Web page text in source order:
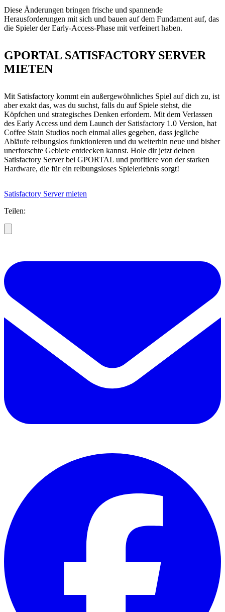
Diese Änderungen bringen frische und spannende
Herausforderungen mit sich und bauen auf dem Fundament auf, das
die Spieler der Early-Access-Phase mit verfeinert haben.
GPORTAL SATISFACTORY SERVER
MIETEN
Mit Satisfactory kommt ein außergewöhnliches Spiel auf dich zu, ist
aber exakt das, was du suchst, falls du auf Spiele stehst, die
Köpfchen und strategisches Denken erfordern. Mit dem Verlassen
des Early Access und dem Launch der Satisfactory 1.0 Version, hat
Coffee Stain Studios noch einmal alles gegeben, dass jegliche
Abläufe reibungslos funktionieren und du weiterhin neue und bisher
unerforschte Gebiete entdecken kannst. Hole dir jetzt deinen
Satisfactory Server bei GPORTAL und profitiere von der starken
Hardware, die für ein reibungsloses Spielerlebnis sorgt!
Satisfactory Server mieten
Teilen: